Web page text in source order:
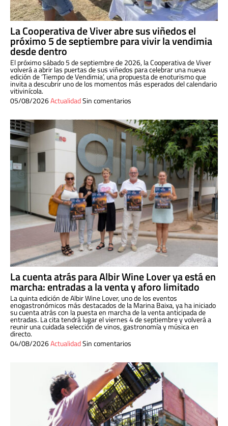
La Cooperativa de Viver abre sus viñedos el
próximo 5 de septiembre para vivir la vendimia
desde dentro
El próximo sábado 5 de septiembre de 2026, la Cooperativa de Viver
volverá a abrir las puertas de sus viñedos para celebrar una nueva
edición de ‘Tiempo de Vendimia’, una propuesta de enoturismo que
invita a descubrir uno de los momentos más esperados del calendario
vitivinícola.
05/08/2026ActualidadSin comentarios
La cuenta atrás para Albir Wine Lover ya está en
marcha: entradas a la venta y aforo limitado
La quinta edición de Albir Wine Lover, uno de los eventos
enogastronómicos más destacados de la Marina Baixa, ya ha iniciado
su cuenta atrás con la puesta en marcha de la venta anticipada de
entradas. La cita tendrá lugar el viernes 4 de septiembre y volverá a
reunir una cuidada selección de vinos, gastronomía y música en
directo.
04/08/2026ActualidadSin comentarios